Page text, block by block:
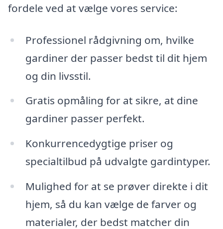
fordele ved at vælge vores service:
Professionel rådgivning om, hvilke
gardiner der passer bedst til dit hjem
og din livsstil.
Gratis opmåling for at sikre, at dine
gardiner passer perfekt.
Konkurrencedygtige priser og
specialtilbud på udvalgte gardintyper.
Mulighed for at se prøver direkte i dit
hjem, så du kan vælge de farver og
materialer, der bedst matcher din